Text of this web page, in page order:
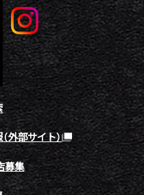
外部サイト）
募集